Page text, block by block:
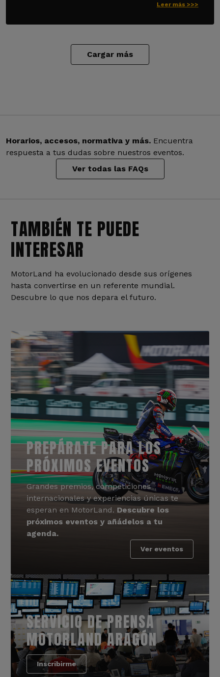
Leer más >>>
Cargar más
Horarios, accesos, normativa y más. Encuentra
respuesta a tus dudas sobre nuestros eventos.
Ver todas las FAQs
TAMBIÉN TE PUEDE
INTERESAR
MotorLand ha evolucionado desde sus orígenes
hasta convertirse en un referente mundial.
Descubre lo que nos depara el futuro.
PREPÁRATE PARA LOS
PRÓXIMOS EVENTOS
Grandes premios, competiciones
internacionales y experiencias únicas te
esperan en MotorLand. Descubre los
próximos eventos y añádelos a tu
agenda.
Ver eventos
SERVICIO DE PRENSA
MOTORLAND ARAGÓN
Inscribirme